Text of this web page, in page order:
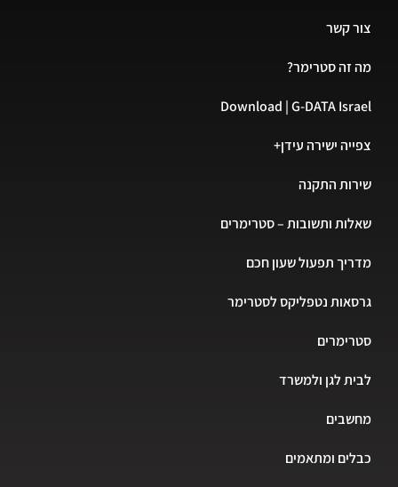
צור קשר
מה זה סטרימר?
Download | G-DATA Israel
צפייה ישירה עידן+
שירות התקנה
שאלות ותשובות – סטרימרים
מדריך תפעול שעון חכם
גרסאות נטפליקס לסטרימר
סטרימרים
לבית לגן ולמשרד
מחשבים
כבלים ומתאמים